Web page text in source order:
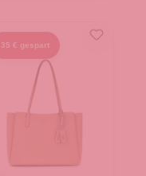
35 € gespart